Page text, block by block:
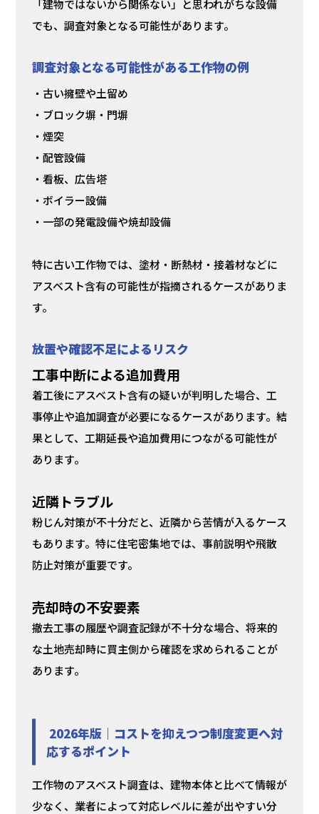
「建物ではないから関係ない」と思われがちな設備
でも、調査対象となる可能性があります。
調査対象となる可能性がある工作物の例
・古い擁壁や土留め
・ブロック塀・門塀
・煙突
・配管設備
・看板、広告塔
・ボイラー設備
・一部の発電設備や焼却設備
特に古い工作物では、塗材・断熱材・接着材などに
アスベスト含有の可能性が指摘されるケースがありま
す。
放置や確認不足によるリスク
工事中断による追加費用
着工後にアスベスト含有の疑いが判明した場合、工
事停止や追加調査が必要になるケースがあります。結
果として、工期延長や追加費用につながる可能性が
あります。
近隣トラブル
粉じん対策が不十分だと、近隣から苦情が入るケース
もあります。特に住宅密集地では、事前説明や飛散
防止対策が重要です。
売却時の不安要素
撤去工事の履歴や調査記録が不十分な場合、将来的
な土地売却時に買主側から確認を求められることが
あります。
2026年版｜コストを抑えつつ制度変更へ対
応するポイント
工作物のアスベスト調査は、建物本体と比べて情報が
少なく、業者によって対応レベルに差が出やすい分